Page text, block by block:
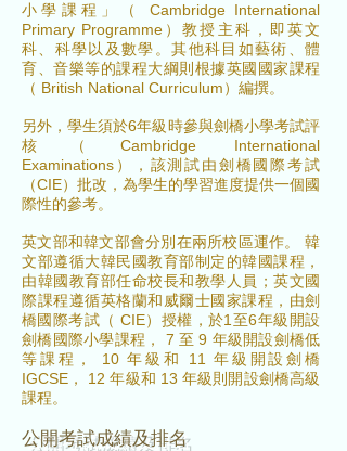
小學課程」（ Cambridge International
Primary Programme）教授主科，即英文
科、科學以及數學。其他科目如藝術、體
育、音樂等的課程大綱則根據英國國家課程
（ British National Curriculum）編撰。
另外，學生須於6年級時參與劍橋小學考試評
核（Cambridge International
Examinations），該測試由劍橋國際考試
（CIE）批改，為學生的學習進度提供一個國
際性的參考。
英文部和韓文部會分別在兩所校區運作。 韓
文部遵循大韓民國教育部制定的韓國課程，
由韓國教育部任命校長和教學人員；英文國
際課程遵循英格蘭和威爾士國家課程，由劍
橋國際考試（ CIE）授權，於1至6年級開設
劍橋國際小學課程， 7 至 9 年級開設劍橋低
等課程， 10 年級和 11 年級開設劍橋
IGCSE， 12 年級和 13 年級則開設劍橋高級
課程。
公開考試成績及排名